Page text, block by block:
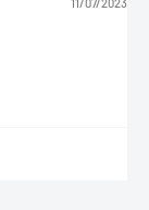
11/07/2023